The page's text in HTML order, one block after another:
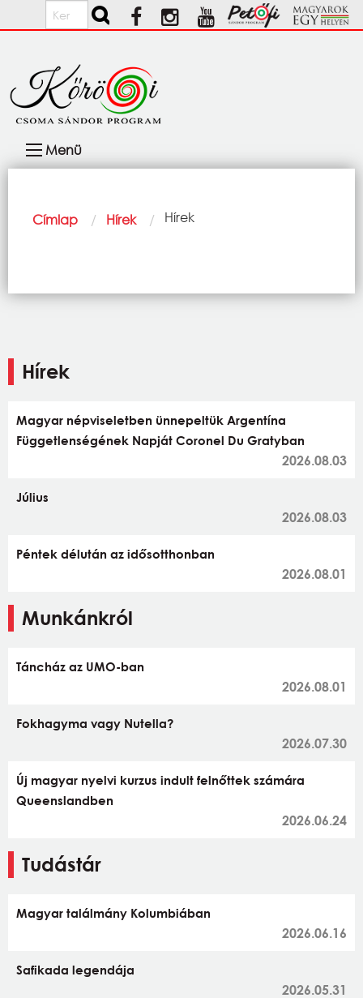
Ugrás a tartalomra
Keresés
navigáció
Menü
Morzsa
Címlap Hírek Current:
Hírek
Hírek
Magyar népviseletben ünnepeltük Argentína
Függetlenségének Napját Coronel Du Gratyban
2026.08.03
Július
2026.08.03
Péntek délután az idősotthonban
2026.08.01
Munkánkról
Táncház az UMO-ban
2026.08.01
Fokhagyma vagy Nutella?
2026.07.30
Új magyar nyelvi kurzus indult felnőttek számára
Queenslandben
2026.06.24
Tudástár
Magyar találmány Kolumbiában
2026.06.16
Safikada legendája
2026.05.31